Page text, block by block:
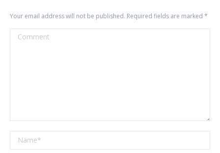
Your email address will not be published. Required fields are marked *
Comment
Name *